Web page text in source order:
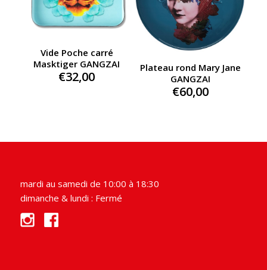
Vide Poche carré
Masktiger GANGZAI
€32,00
Plateau rond Mary Jane
GANGZAI
€60,00
mardi au samedi de 10:00 à 18:30
dimanche & lundi : Fermé